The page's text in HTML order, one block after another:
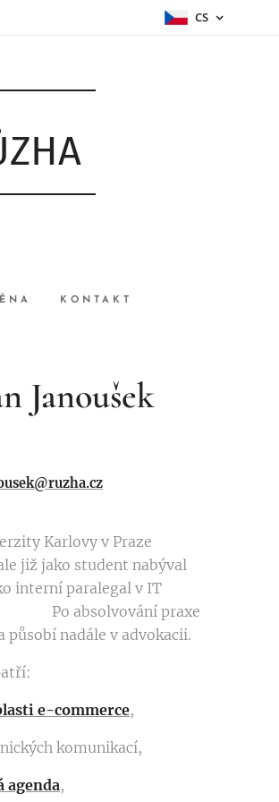
CS
KONTAKT
Janoušek
Karlovy v Praze
již jako student nabýval
interní paralegal v IT
Po absolvování praxe
nadále v advokacii.
e-commerce,
komunikací,
agenda,